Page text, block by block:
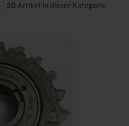
50 Artikel in dieser Kategorie